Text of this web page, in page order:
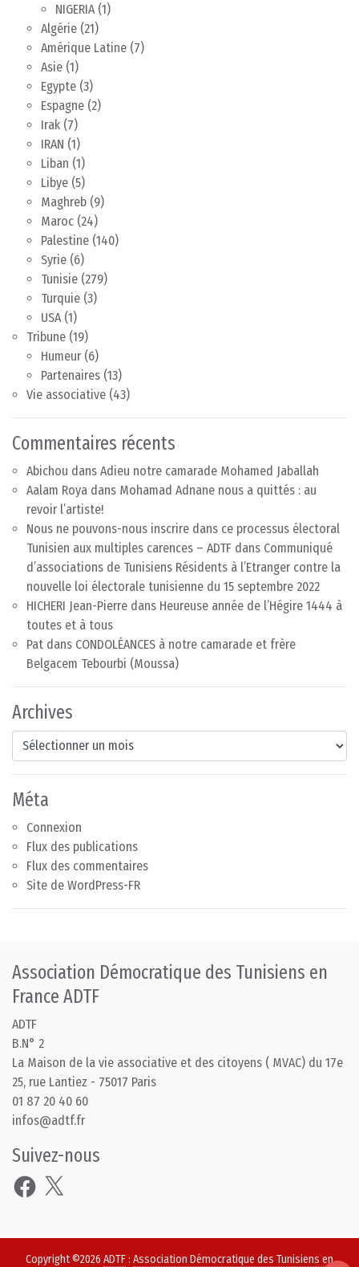
NIGERIA(1)
Algérie (21)
Amérique Latine (7)
Asie (1)
Egypte (3)
Espagne (2)
Irak (7)
IRAN (1)
Liban (1)
Libye (5)
Maghreb (9)
Maroc (24)
Palestine (140)
Syrie (6)
Tunisie (279)
Turquie (3)
USA(1)
Tribune (19)
Humeur (6)
Partenaires (13)
Vie associative (43)
Commentaires récents
Abichou dans Adieu notre camarade Mohamed Jaballah
Aalam Roya dans Mohamad Adnane nous a quittés : au
revoir l’artiste!
Nous ne pouvons-nous inscrire dans ce processus électoral
Tunisien aux multiples carences – ADTF dans Communiqué
d’associations de Tunisiens Résidents à l’Etranger contre la
nouvelle loi électorale tunisienne du 15 septembre 2022
HICHERI Jean-Pierre dans Heureuse année de l’Hégire 1444 à
toutes et à tous
Pat dans CONDOLÉANCES à notre camarade et frère
Belgacem Tebourbi (Moussa)
Archives
Archives
Méta
Connexion
Flux des publications
Flux des commentaires
Site de WordPress-FR
Association Démocratique des Tunisiens en
France ADTF
ADTF
B.N° 2
La Maison de la vie associative et des citoyens ( MVAC) du 17e
25, rue Lantiez - 75017 Paris
01 87 20 40 60
infos@adtf.fr
Suivez-nous
Facebook
X
Copyright ©2026 ADTF: Association Démocratique des Tunisiens en